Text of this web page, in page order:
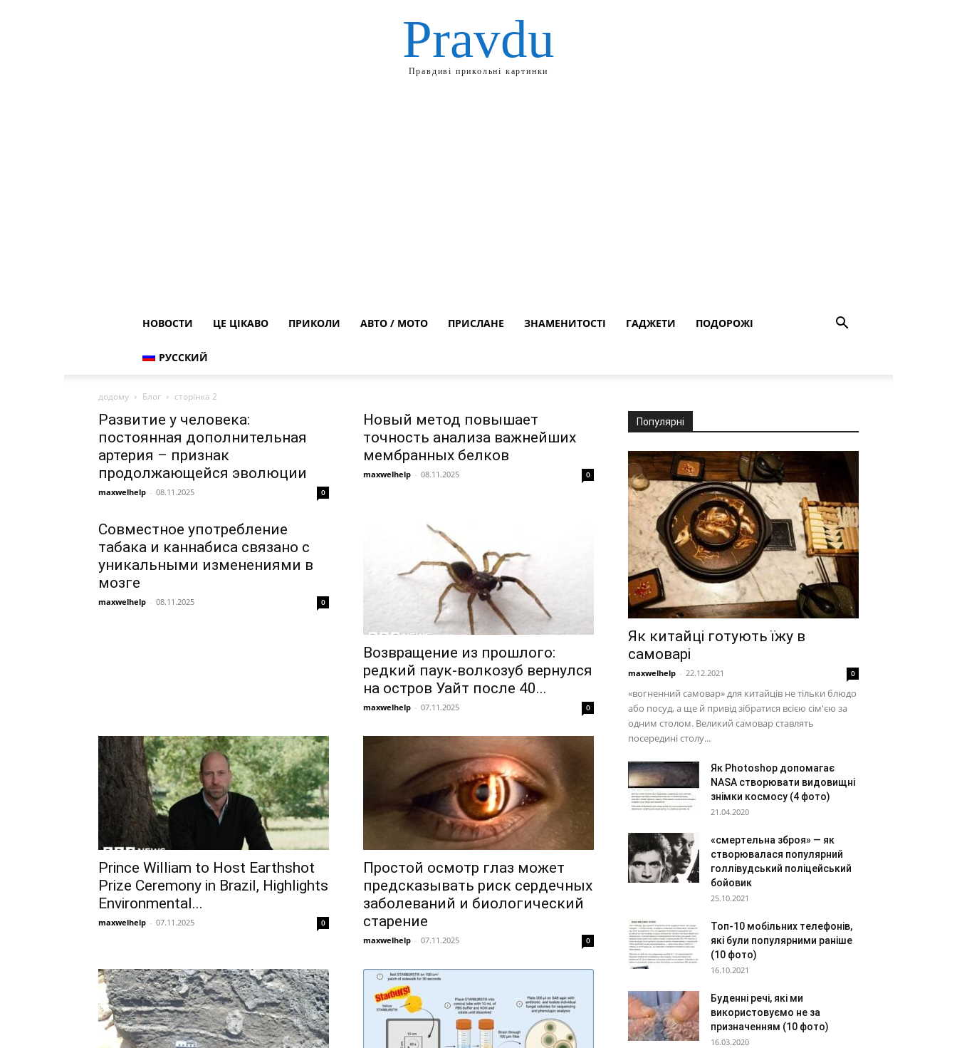
Pravdu
Правдиві прикольні картинки
НОВОСТИ ЦЕ ЦІКАВО ПРИКОЛИ АВТО / МОТО ПРИСЛАНЕ ЗНАМЕНИТОСТІ ГАДЖЕТИ ПОДОРОЖІ
РУССКИЙ
додому Блог сторінка 2
Развитие у человека:
постоянная дополнительная
артерия – признак
продолжающейся эволюции
maxwelhelp - 08.11.2025 0
Новый метод повышает
точность анализа важнейших
мембранных белков
maxwelhelp - 08.11.2025 0
Совместное употребление
табака и каннабиса связано с
уникальными изменениями в
мозге
maxwelhelp - 08.11.2025 0
Возвращение из прошлого:
редкий паук-волкозуб вернулся
на остров Уайт после 40...
maxwelhelp - 07.11.2025 0
Prince William to Host Earthshot
Prize Ceremony in Brazil, Highlights
Environmental...
maxwelhelp - 07.11.2025 0
Простой осмотр глаз может
предсказывать риск сердечных
заболеваний и биологический
старение
maxwelhelp - 07.11.2025 0
Популярні
Як китайці готують їжу в
самоварі
maxwelhelp - 22.12.2021 0
«вогненний самовар» для китайців не тільки блюдо
або посуд, а ще й привід зібратися всією сім'єю за
одним столом. Великий самовар ставлять
посередині столу...
Як Photoshop допомагає
NASA створювати видовищні
знімки космосу (4 фото)
21.04.2020
«смертельна зброя» — як
створювалася популярний
голлівудський поліцейський
бойовик
25.10.2021
Топ-10 мобільних телефонів,
які були популярними раніше
(10 фото)
16.10.2021
Буденні речі, які ми
використовуємо не за
призначенням (10 фото)
16.03.2020